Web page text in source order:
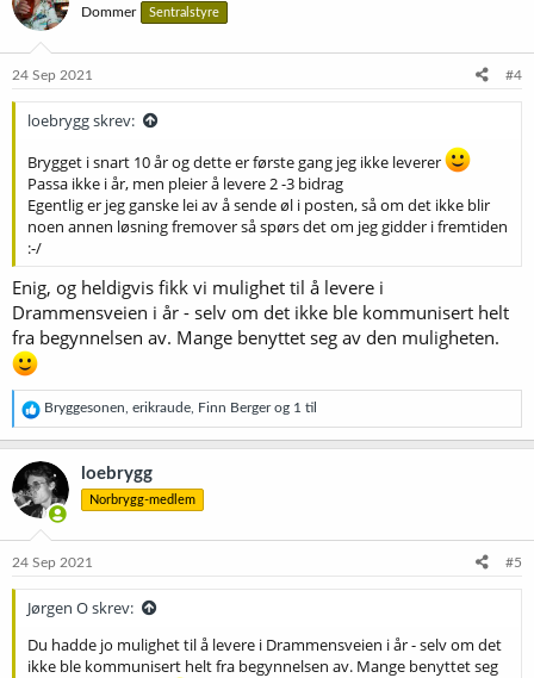
Dommer Sentralstyre
24 Sep 2021 #4
loebrygg skrev:
Brygget i snart 10 år og dette er første gang jeg ikke leverer
Passa ikke i år, men pleier å levere 2 -3 bidrag
Egentlig er jeg ganske lei av å sende øl i posten, så om det ikke blir
noen annen løsning fremover så spørs det om jeg gidder i fremtiden
:-/
Enig, og heldigvis fikk vi mulighet til å levere i
Drammensveien i år - selv om det ikke ble kommunisert helt
fra begynnelsen av. Mange benyttet seg av den muligheten.
R
e
a
k
s
j
o
e
Bryggesonen erikraude Finn Bergerog 1 til
loebrygg
Norbrygg-medlem
24 Sep 2021 #5
Jørgen O skrev:
Du hadde jo mulighet til å levere i Drammensveien i år - selv om det
ikke ble kommunisert helt fra begynnelsen av. Mange benyttet seg